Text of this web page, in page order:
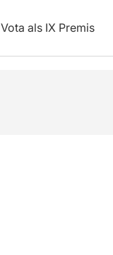
Vota als IX Premis